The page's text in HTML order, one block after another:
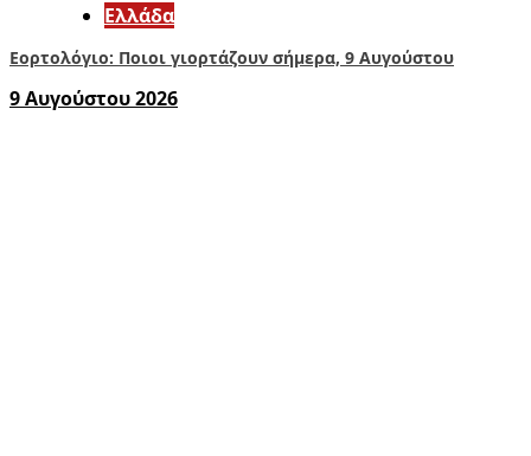
Ελλάδα
Εορτολόγιο: Ποιοι γιορτάζουν σήμερα, 9 Αυγούστου
9 Αυγούστου 2026